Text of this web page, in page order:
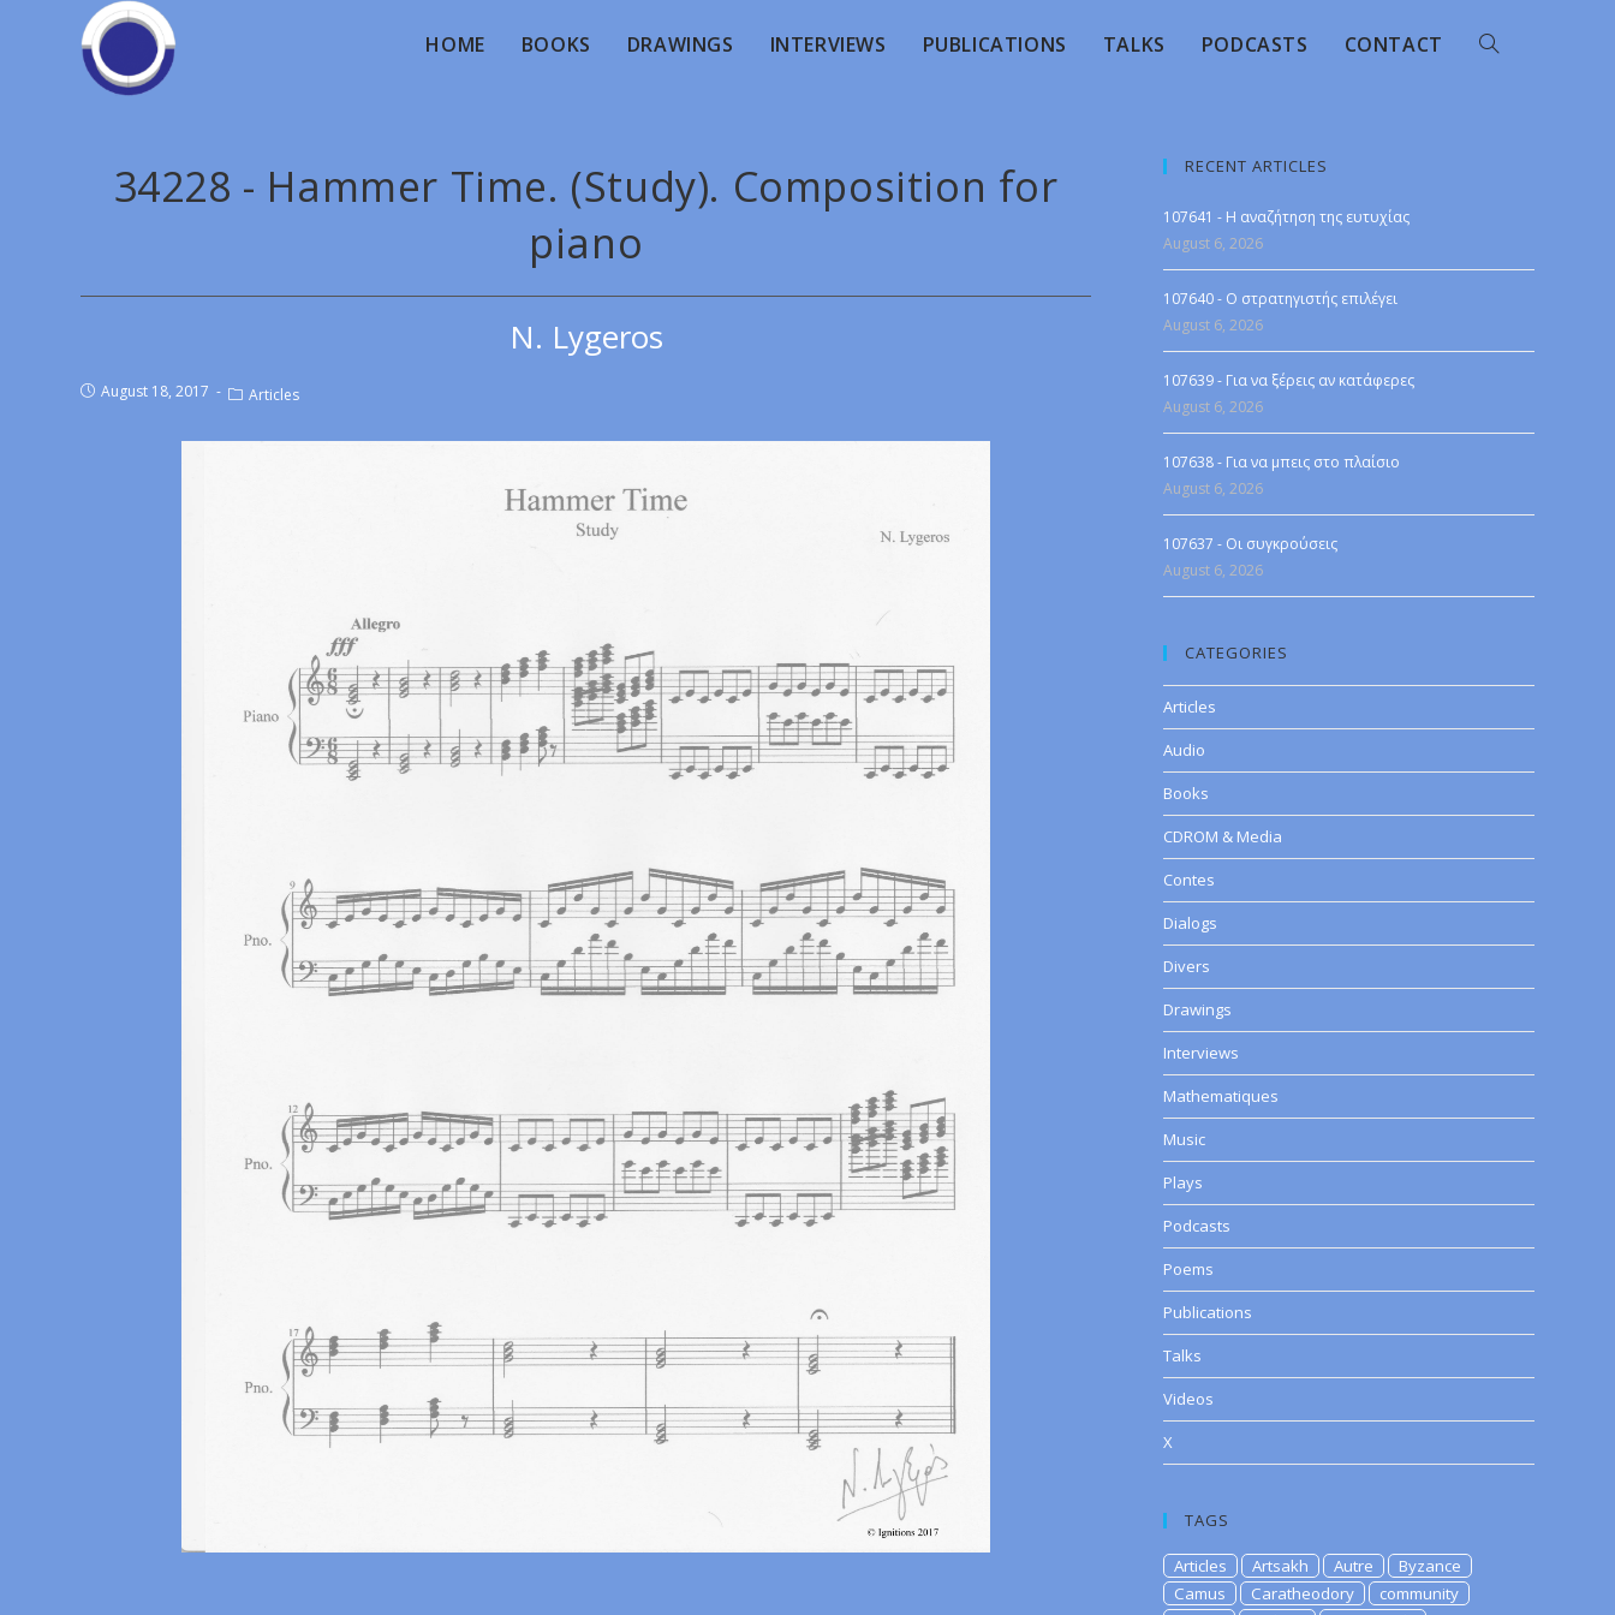
HOME BOOKS DRAWINGS INTERVIEWS PUBLICATIONS TALKS PODCASTS CONTACT
34228 - Hammer Time. (Study). Composition for
piano
N. Lygeros
August 18, 2017 Articles
RECENT ARTICLES
107641 - Η αναζήτηση της ευτυχίας
August 6, 2026
107640 - Ο στρατηγιστής επιλέγει
August 6, 2026
107639 - Για να ξέρεις αν κατάφερες
August 6, 2026
107638 - Για να μπεις στο πλαίσιο
August 6, 2026
107637 - Οι συγκρούσεις
August 6, 2026
CATEGORIES
Articles
Audio
Books
CDROM & Media
Contes
Dialogs
Divers
Drawings
Interviews
Mathematiques
Music
Plays
Podcasts
Poems
Publications
Talks
Videos
X
TAGS
Articles Artsakh Autre
Byzance
Camus
Caratheodory
community